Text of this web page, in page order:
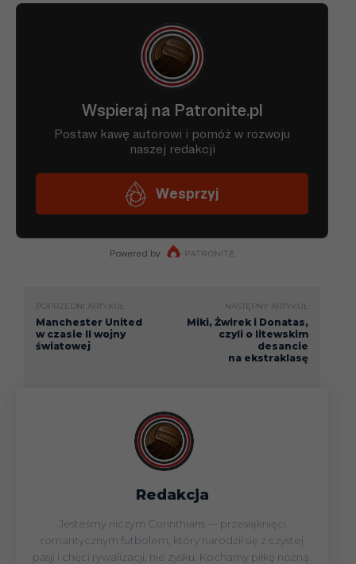
POPRZEDNI ARTYKUŁ
Manchester United
w czasie II wojny
światowej
NASTĘPNY ARTYKUŁ
Miki, Żwirek i Donatas,
czyli o litewskim
desancie
na ekstraklasę
Redakcja
Jesteśmy niczym Corinthians — przesiąknięci
romantycznym futbolem, który narodził się z czystej
pasji i chęci rywalizacji, nie zysku. Kochamy piłkę nożną.